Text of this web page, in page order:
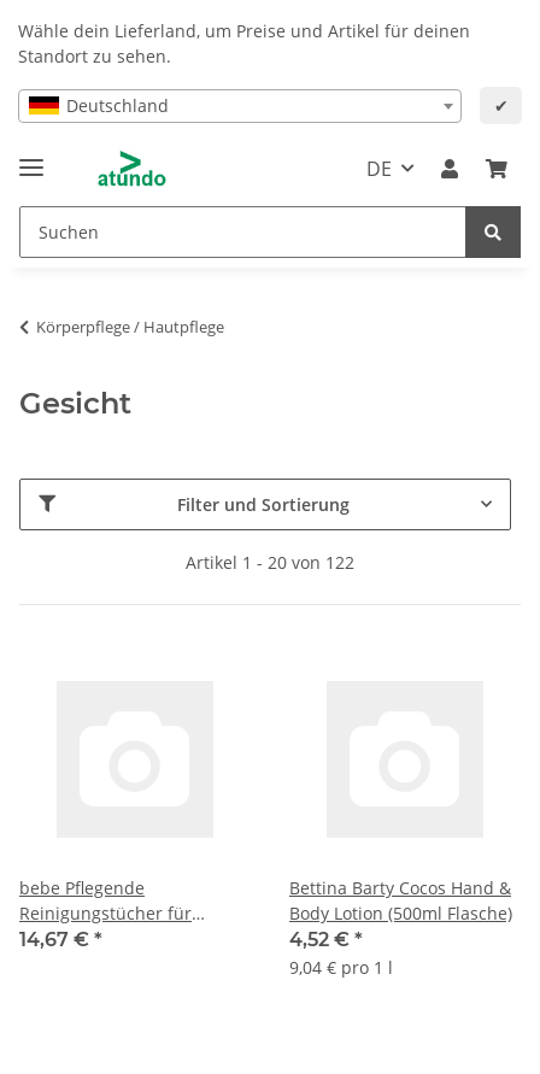
Wähle dein Lieferland, um Preise und Artikel für deinen
Standort zu sehen.
Deutschland ✔
DE
Körperpflege / Hautpflege
Gesicht
Filter und Sortierung
Artikel 1 - 20 von 122
bebe Pflegende
Reinigungstücher für
Trockene & Empfindliche
14,67 € *
Bettina Barty Cocos Hand &
Body Lotion (500ml Flasche)
4,52 € *
9,04 € pro 1 l